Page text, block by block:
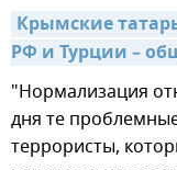
Крымские
РФ и Турции –
"Нормализация
дня те
террористы,